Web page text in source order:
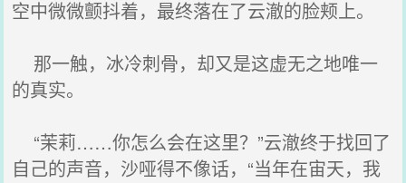
空中微微颤抖着，最终落在了云澈的脸颊上。
那一触，冰冷刺骨，却又是这虚无之地唯一
的真实。
“茉莉……你怎么会在这里？”云澈终于找回了
自己的声音，沙哑得不像话，“当年在宙天，我